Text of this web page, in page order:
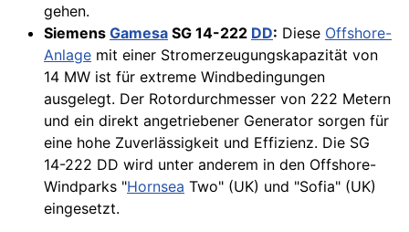
gehen.
Siemens Gamesa SG 14-222 DD: Diese Offshore-
Anlage mit einer Stromerzeugungskapazität von
14 MW ist für extreme Windbedingungen
ausgelegt. Der Rotordurchmesser von 222 Metern
und ein direkt angetriebener Generator sorgen für
eine hohe Zuverlässigkeit und Effizienz. Die SG
14-222 DD wird unter anderem in den Offshore-
Windparks "Hornsea Two" (UK) und "Sofia" (UK)
eingesetzt.